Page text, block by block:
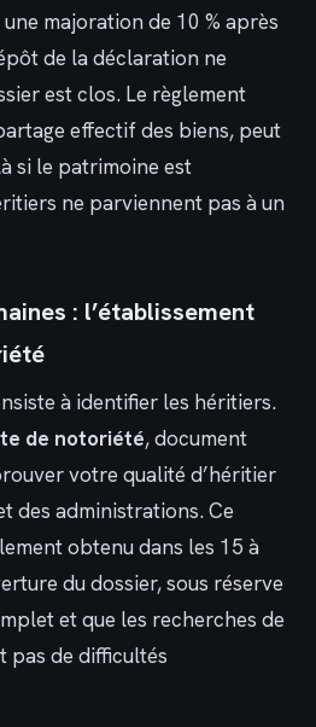
majoration de 10 % après
de la déclaration ne
est clos. Le règlement
effectif des biens, peut
si le patrimoine est
ne parviennent pas à un
: l’établissement
à identifier les héritiers.
de notoriété, document
votre qualité d’héritier
des administrations. Ce
obtenu dans les 15 à
du dossier, sous réserve
et que les recherches de
pas de difficultés